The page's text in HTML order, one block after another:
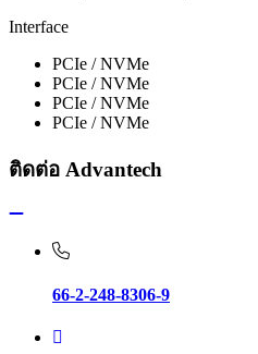
Interface
PCIe / NVMe
PCIe / NVMe
PCIe / NVMe
PCIe / NVMe
ติดต่อ Advantech
66-2-248-8306-9